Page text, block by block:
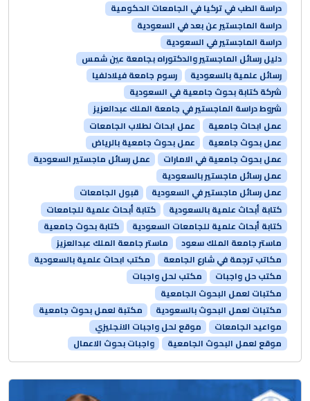
دراسة الطب في تركيا في الجامعات الحكومية
دراسة الماجستير عن بعد في السعودية
دراسة الماجستير في السعودية
دليل رسائل الماجستير والدكتوراه بجامعة عين شمس
رسائل علمية بالسعودية
رسوم جامعة فيلادلفيا
شركة كتابة بحوث جامعية في السعودية
شروط دراسة الماجستير في جامعة الملك عبدالعزيز
عمل ابحاث جامعية
عمل ابحاث لطلاب الجامعات
عمل بحوث جامعية
عمل بحوث جامعية بالرياض
عمل بحوث جامعية في الامارات
عمل رسائل ماجستير السعودية
عمل رسائل ماجستير بالسعودية
عمل رسائل ماجستير في السعودية
قبول الجامعات
كتابة أبحاث علمية بالسعودية
كتابة أبحاث علمية للجامعات
كتابة أبحاث علمية للجامعات السعودية
كتابة بحوث جامعية
ماستر جامعة الملك سعود
ماستر جامعة الملك عبدالعزيز
مكاتب ترجمة في شارع الجامعة
مكتب ابحاث علمية بالسعودية
مكتب حل واجبات
مكتب لحل واجبات
مكتبات لعمل البحوث الجامعية
مكتبات لعمل البحوث بالسعودية
مكتبة لعمل بحوث جامعية
مواعيد الجامعات
موقع لحل واجبات الانجليزي
موقع لعمل البحوث الجامعية
واجبات بحوث الاعمال